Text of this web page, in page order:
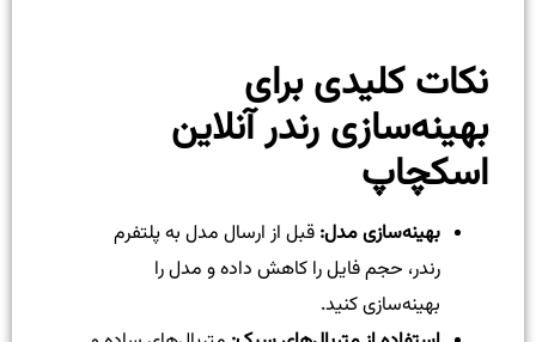
نکات کلیدی برای
بهینه‌سازی رندر آنلاین
اسکچاپ
بهینه‌سازی مدل: قبل از ارسال مدل به پلتفرم
رندر، حجم فایل را کاهش داده و مدل را
بهینه‌سازی کنید.